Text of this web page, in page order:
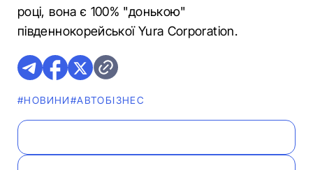
році, вона є 100% "донькою"
південнокорейської Yura Corporation.
#НОВИНИ#АВТОБІЗНЕС